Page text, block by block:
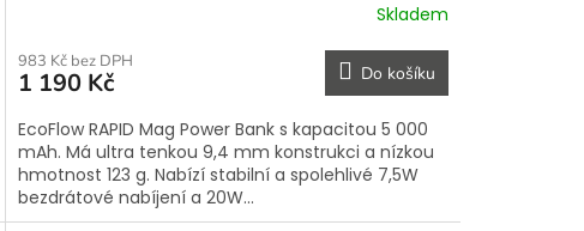
Skladem
983 Kč bez DPH
1 190 Kč Do košíku
EcoFlow RAPID Mag Power Bank s kapacitou 5 000
mAh. Má ultra tenkou 9,4 mm konstrukci a nízkou
hmotnost 123 g. Nabízí stabilní a spolehlivé 7,5W
bezdrátové nabíjení a 20W...